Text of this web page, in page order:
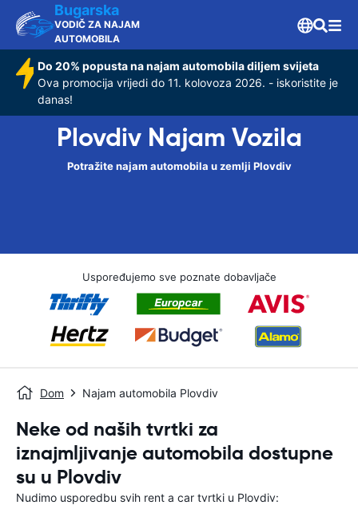
Bugarska
VODIČ ZA NAJAM
AUTOMOBILA
Do 20% popusta na najam automobila diljem svijeta
Ova promocija vrijedi do 11. kolovoza 2026. - iskoristite je
danas!
Plovdiv Najam Vozila
Potražite najam automobila u zemlji Plovdiv
Uspoređujemo sve poznate dobavljače
Dom Najam automobila Plovdiv
Neke od naših tvrtki za
iznajmljivanje automobila dostupne
su u Plovdiv
Nudimo usporedbu svih rent a car tvrtki u Plovdiv: